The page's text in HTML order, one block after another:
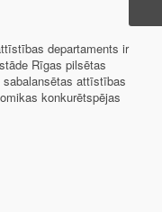
departaments ir
Rīgas pilsētas
attīstības
konkurētspējas